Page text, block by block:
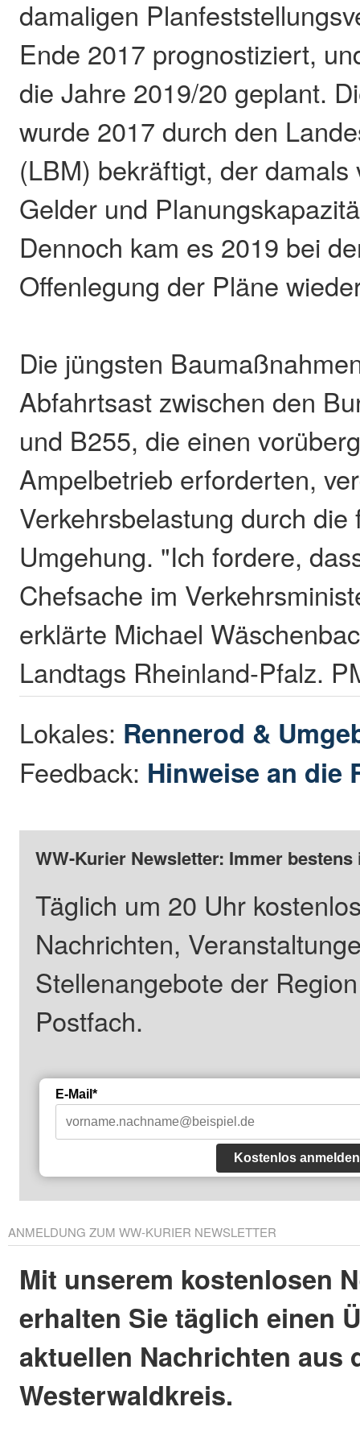
damaligen
Ende 2017 prognostiziert,
die Jahre 2019/20 geplant.
wurde 2017 durch den
(LBM) bekräftigt, der damals
Gelder und
Dennoch kam es 2019 bei
Offenlegung der Pläne
Die jüngsten
Abfahrtsast zwischen den
und B255, die einen
Ampelbetrieb erforderten,
Verkehrsbelastung durch die
Umgehung. "Ich fordere,
Chefsache im
erklärte Michael
Landtags Rheinland-Pfalz.
Lokales: Rennerod &
Feedback: Hinweise an die
WW-Kurier Newsletter: Immer
Täglich um 20 Uhr
Nachrichten,
Stellenangebote der
Postfach.
E-Mail*
Kostenlos anmelden
ANMELDUNG ZUM WW-KURIER NEWSLETTER
Mit unserem kostenlosen
erhalten Sie täglich einen
aktuellen Nachrichten aus
Westerwaldkreis.